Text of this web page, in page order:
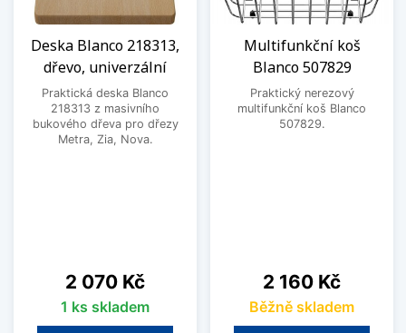
Deska Blanco 218313,
dřevo, univerzální
Praktická deska Blanco
218313 z masivního
bukového dřeva pro dřezy
Metra, Zia, Nova.
Cena
2 070 Kč
1 ks skladem
Multifunkční koš
Blanco 507829
Praktický nerezový
multifunkční koš Blanco
507829.
Cena
2 160 Kč
Běžně skladem